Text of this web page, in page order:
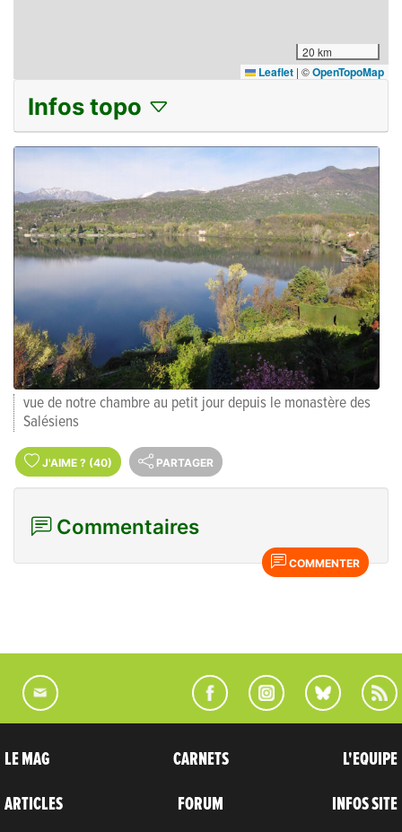
20 km
Leaflet | ©OpenTopoMap
Infos topo
vue de notre chambre au petit jour depuis le monastère des
Salésiens
J'AIME ? (40) PARTAGER
Commentaires
COMMENTER
LE MAG
ARTICLES
CARNETS
FORUM
L'EQUIPE
INFOS SITE